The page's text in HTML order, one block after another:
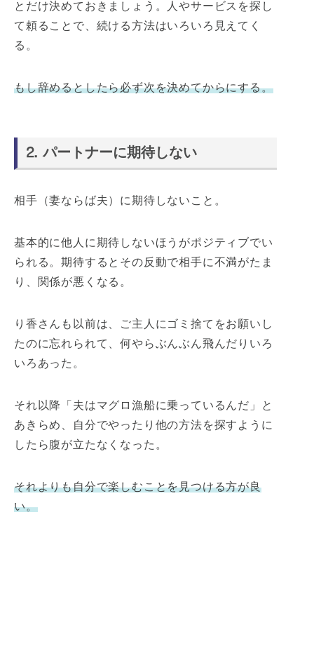
とだけ決めておきましょう。人やサービスを探し
て頼ることで、続ける方法はいろいろ見えてく
る。
もし辞めるとしたら必ず次を決めてからにする。
⒉ パートナーに期待しない
相手（妻ならば夫）に期待しないこと。
基本的に他人に期待しないほうがポジティブでい
られる。期待するとその反動で相手に不満がたま
り、関係が悪くなる。
り香さんも以前は、ご主人にゴミ捨てをお願いし
たのに忘れられて、何やらぶんぶん飛んだりいろ
いろあった。
それ以降「夫はマグロ漁船に乗っているんだ」と
あきらめ、自分でやったり他の方法を探すように
したら腹が立たなくなった。
それよりも自分で楽しむことを見つける方が良
い。